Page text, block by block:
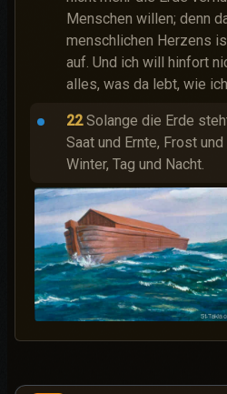
Menschen willen; denn
menschlichen Herzens
auf. Und ich will hinfort
alles, was da lebt, wie
22 Solange die Erde
Saat und Ernte, Frost
Winter, Tag und Nacht.